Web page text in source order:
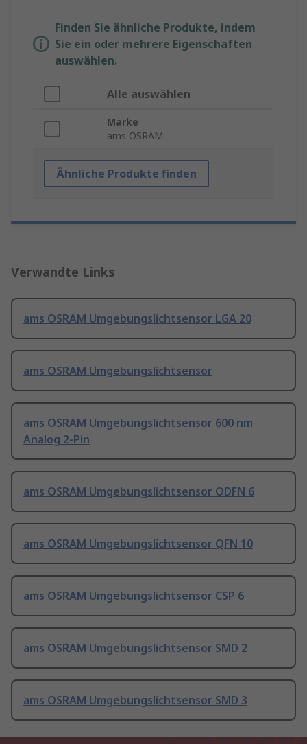
Finden Sie ähnliche Produkte, indem
Sie ein oder mehrere Eigenschaften
auswählen.
Alle auswählen
Marke
ams OSRAM
Ähnliche Produkte finden
Verwandte Links
ams OSRAM Umgebungslichtsensor LGA 20
ams OSRAM Umgebungslichtsensor
ams OSRAM Umgebungslichtsensor 600 nm
Analog 2-Pin
ams OSRAM Umgebungslichtsensor ODFN 6
ams OSRAM Umgebungslichtsensor QFN 10
ams OSRAM Umgebungslichtsensor CSP 6
ams OSRAM Umgebungslichtsensor SMD 2
ams OSRAM Umgebungslichtsensor SMD 3